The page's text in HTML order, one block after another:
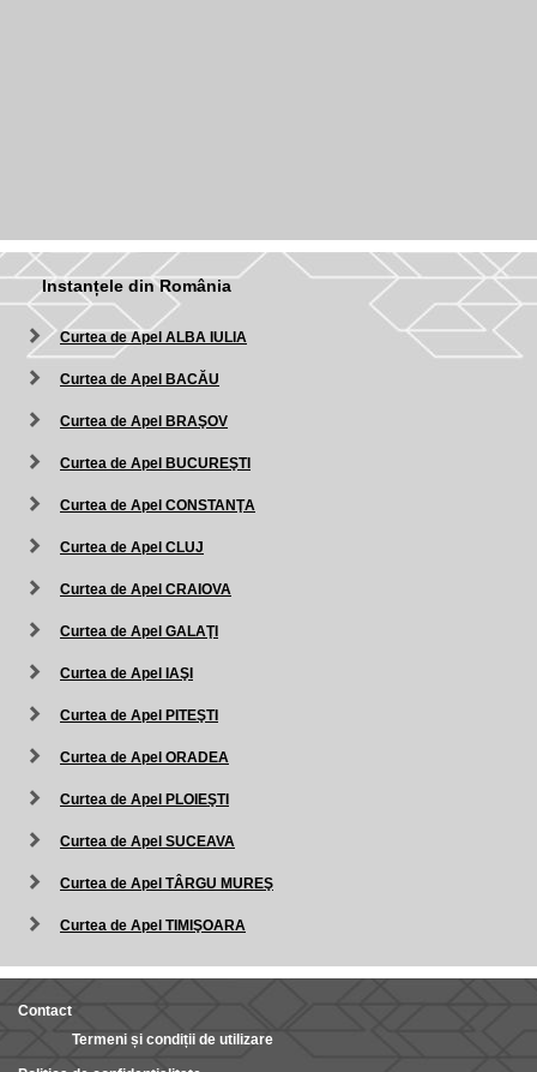
Instanțele din România
Curtea de Apel ALBA IULIA
Curtea de Apel BACĂU
Curtea de Apel BRAŞOV
Curtea de Apel BUCUREŞTI
Curtea de Apel CONSTANŢA
Curtea de Apel CLUJ
Curtea de Apel CRAIOVA
Curtea de Apel GALAŢI
Curtea de Apel IAŞI
Curtea de Apel PITEŞTI
Curtea de Apel ORADEA
Curtea de Apel PLOIEŞTI
Curtea de Apel SUCEAVA
Curtea de Apel TÂRGU MUREŞ
Curtea de Apel TIMIŞOARA
Contact
Termeni și condiții de utilizare